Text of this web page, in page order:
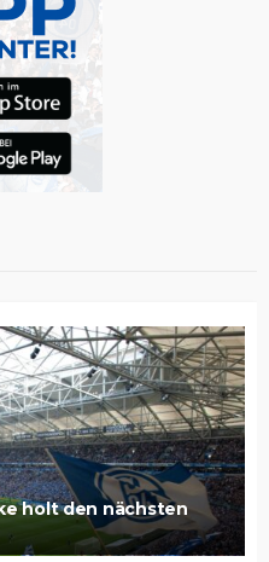
holt den nächsten